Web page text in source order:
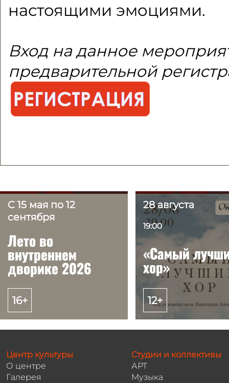
настоящими эмоциями.
Вход на данное
предварительной
С 15 мая по 12
сентября
Лето во
внутреннем
дворике 2026
16+
С 15 мая по 12
сентября
Лето во
внутреннем
дворике 2026
16+
28 августа
19:00
«Самый
хор»
12+
28 августа
19:00
«Самый
хор»
12+
Центр культуры
О центре
Галерея
Студии и коллективы
АРТ
Музыка